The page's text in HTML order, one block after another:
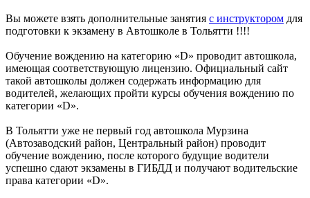
Вы можете взять дополнительные занятия с инструктором для
подготовки к экзамену в Автошколе в Тольятти !!!!
Обучение вождению на категорию «D» проводит автошкола,
имеющая соответствующую лицензию. Официальный сайт
такой автошколы должен содержать информацию для
водителей, желающих пройти курсы обучения вождению по
категории «D».
В Тольятти уже не первый год автошкола Мурзина
(Автозаводский район, Центральный район) проводит
обучение вождению, после которого будущие водители
успешно сдают экзамены в ГИБДД и получают водительские
права категории «D».